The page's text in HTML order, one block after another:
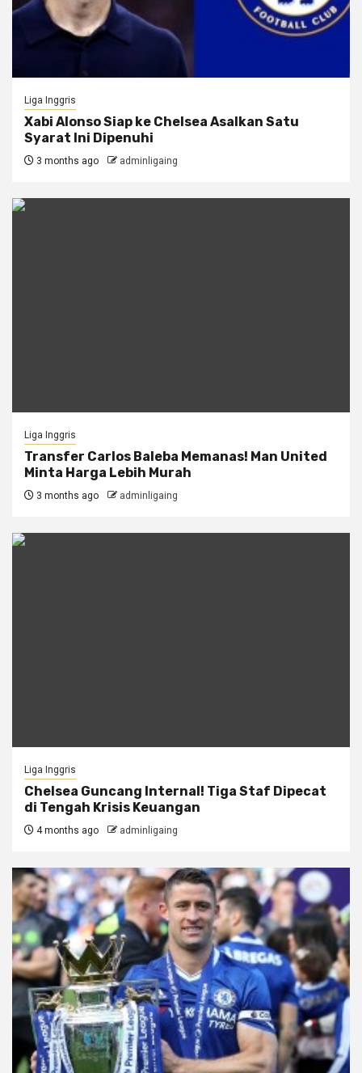
Liga Inggris
Xabi Alonso Siap ke Chelsea Asalkan Satu
Syarat Ini Dipenuhi
3 months ago adminligaing
Liga Inggris
Transfer Carlos Baleba Memanas! Man United
Minta Harga Lebih Murah
3 months ago adminligaing
Liga Inggris
Chelsea Guncang Internal! Tiga Staf Dipecat
di Tengah Krisis Keuangan
4 months ago adminligaing